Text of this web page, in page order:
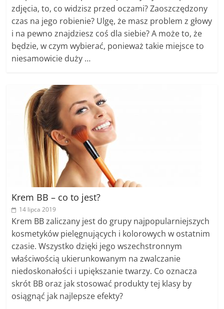
zdjęcia, to, co widzisz przed oczami? Zaoszczędzony
czas na jego robienie? Ulgę, że masz problem z głowy
i na pewno znajdziesz coś dla siebie? A może to, że
będzie, w czym wybierać, ponieważ takie miejsce to
niesamowicie duży …
Krem BB – co to jest?
14 lipca 2019
Krem BB zaliczany jest do grupy najpopularniejszych
kosmetyków pielęgnujących i kolorowych w ostatnim
czasie. Wszystko dzięki jego wszechstronnym
właściwością ukierunkowanym na zwalczanie
niedoskonałości i upiększanie twarzy. Co oznacza
skrót BB oraz jak stosować produkty tej klasy by
osiągnąć jak najlepsze efekty?